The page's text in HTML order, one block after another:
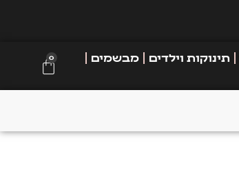
תינוקות וילדים
מבשמים
0